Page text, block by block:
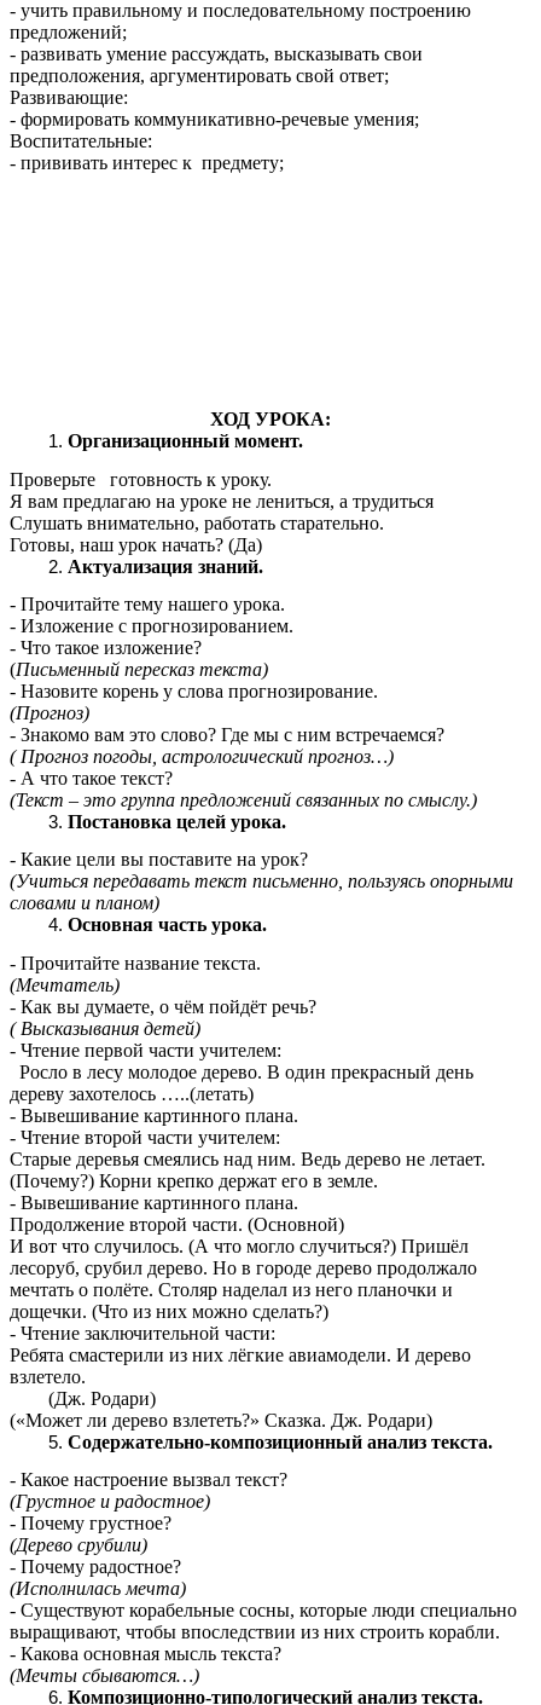
- учить правильному и последовательному построению
предложений;
- развивать умение рассуждать, высказывать свои
предположения, аргументировать свой ответ;
Развивающие:
- формировать коммуникативно-речевые умения;
Воспитательные:
- прививать интерес к предмету;
ХОД УРОКА:
Организационный момент.
Проверьте готовность к уроку.
Я вам предлагаю на уроке не лениться, а трудиться
Слушать внимательно, работать старательно.
Готовы, наш урок начать? (Да)
Актуализация знаний.
- Прочитайте тему нашего урока.
- Изложение с прогнозированием.
- Что такое изложение?
(Письменный пересказ текста)
- Назовите корень у слова прогнозирование.
(Прогноз)
- Знакомо вам это слово? Где мы с ним встречаемся?
( Прогноз погоды, астрологический прогноз…)
- А что такое текст?
(Текст – это группа предложений связанных по смыслу.)
Постановка целей урока.
- Какие цели вы поставите на урок?
(Учиться передавать текст письменно, пользуясь опорными
словами и планом)
Основная часть урока.
- Прочитайте название текста.
(Мечтатель)
- Как вы думаете, о чём пойдёт речь?
( Высказывания детей)
- Чтение первой части учителем:
Росло в лесу молодое дерево. В один прекрасный день
дереву захотелось …..(летать)
- Вывешивание картинного плана.
- Чтение второй части учителем:
Старые деревья смеялись над ним. Ведь дерево не летает.
(Почему?) Корни крепко держат его в земле.
- Вывешивание картинного плана.
Продолжение второй части. (Основной)
И вот что случилось. (А что могло случиться?) Пришёл
лесоруб, срубил дерево. Но в городе дерево продолжало
мечтать о полёте. Столяр наделал из него планочки и
дощечки. (Что из них можно сделать?)
- Чтение заключительной части:
Ребята смастерили из них лёгкие авиамодели. И дерево
взлетело.
(Дж. Родари)
(«Может ли дерево взлететь?» Сказка. Дж. Родари)
Содержательно-композиционный анализ текста.
- Какое настроение вызвал текст?
(Грустное и радостное)
- Почему грустное?
(Дерево срубили)
- Почему радостное?
(Исполнилась мечта)
- Существуют корабельные сосны, которые люди специально
выращивают, чтобы впоследствии из них строить корабли.
- Какова основная мысль текста?
(Мечты сбываются…)
Композиционно-типологический анализ текста.